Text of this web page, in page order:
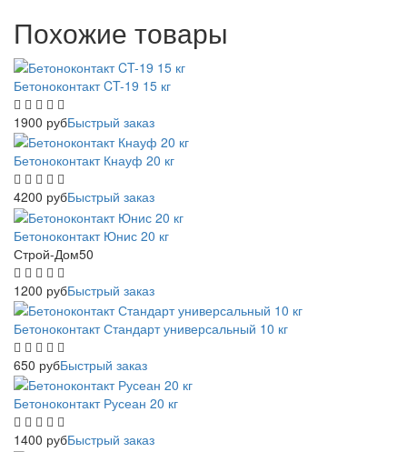
Похожие товары
Бетоноконтакт CT-19 15 кг
1900 рубБыстрый заказ
Бетоноконтакт Кнауф 20 кг
4200 рубБыстрый заказ
Бетоноконтакт Юнис 20 кг
Строй-Дом50
1200 рубБыстрый заказ
Бетоноконтакт Стандарт универсальный 10 кг
650 рубБыстрый заказ
Бетоноконтакт Русеан 20 кг
1400 рубБыстрый заказ